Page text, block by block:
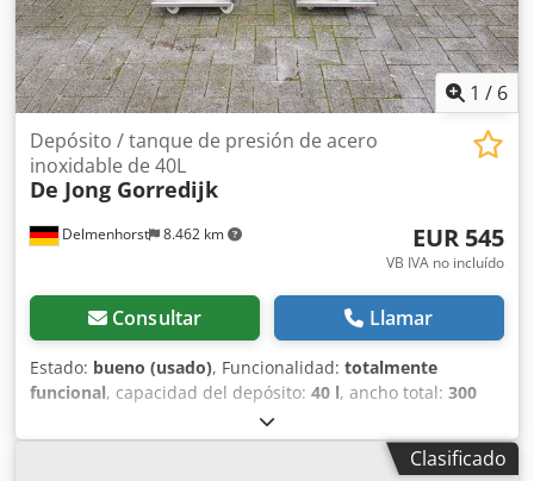
1 / 6
Delmenhorst 8.462 km
Depósito / tanque de presión de acero
inoxidable de 40L
De Jong Gorredijk
EUR 545
VB IVA no incluído
Consultar Llamar
Estado: bueno (usado), Funcionalidad: totalmente
funcional, capacidad del depósito: 40 l, ancho total: 300
, material de la pared:
inoxidable, presión de funcionamiento:5 bar,
, Depósito de presión de acero
Clasificado